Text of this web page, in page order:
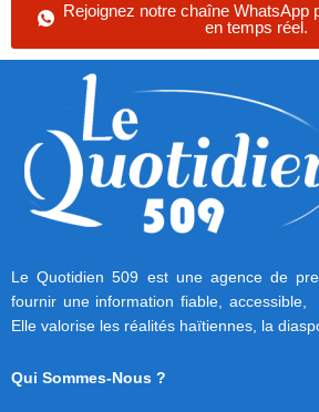
Rejoignez notre chaîne WhatsApp
en temps réel.
Le Quotidien 509 est une agence de
fournir une information fiable, accessible,
Elle valorise les réalités haïtiennes, la
Qui Sommes-Nous ?